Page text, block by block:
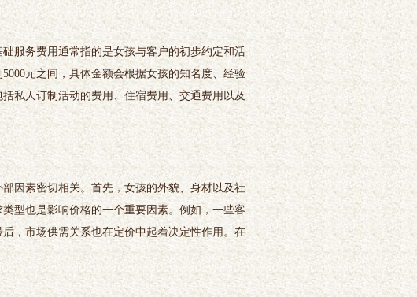
服务费用通常指的是女孩与客户的初步约定和活
元之间，具体金额会根据女孩的知名度、经验
私人订制活动的费用、住宿费用、交通费用以及
因素密切相关。首先，女孩的外貌、身材以及社
型也是影响价格的一个重要因素。例如，一些客
，市场供需关系也在定价中起着决定性作用。在